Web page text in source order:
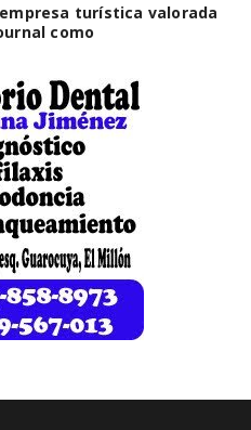
turística valorada
como